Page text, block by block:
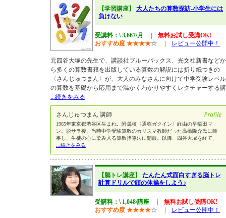
【学習講座】 大人たちの算数探訪-小学生には
負けない
受講料：\ 3,667/月
無料お試し受講OK!
おすすめ度 ★★★★☆ レビュー公開中！
元四谷大塚の先生で、講談社ブルーバックス、光文社新書などか
ら多くの算数書籍を出版している算数の解説には折り紙つきの
〈さんじゅつまん〉が、大人のみなさんに向けて中学受験レベル
の算数を基礎から応用まで温かくわかりやすくレクチャーする講
...続きをみる
さんじゅつまん 講師
1965年東京都渋谷区生まれ。附属校〈通称ガクイン〉経由の早稲田マ
ン。脱サラ後、当時中学受験算数のカリスマ教師だった高橋隆介氏に師
事し、生徒の心に染み入る算数指導法に開眼。以降、四谷大塚を経て、
...続きをみる
【脳トレ講座】 たんたん式面白すぎる脳トレ
計算ドリルで頭の体操をしよう♪
受講料：\ 1,048/講座
無料お試し受講OK!
おすすめ度 ★★★★☆ レビュー公開中！